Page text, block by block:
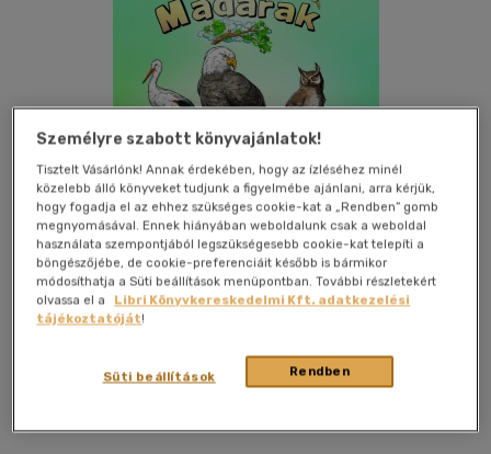
Kívánságlistához adom
magyar nyelvű|keménytábla
Személyre szabott könyvajánlatok!
Tisztelt Vásárlónk! Annak érdekében, hogy az ízléséhez minél
közelebb álló könyveket tudjunk a figyelmébe ajánlani, arra kérjük,
hogy fogadja el az ehhez szükséges cookie-kat a „Rendben” gomb
megnyomásával. Ennek hiányában weboldalunk csak a weboldal
használata szempontjából legszükségesebb cookie-kat telepíti a
böngészőjébe, de cookie-preferenciáit később is bármikor
módosíthatja a Süti beállítások menüpontban. További részletekért
olvassa el a
Libri Könyvkereskedelmi Kft. adatkezelési
tájékoztatóját!
Rendben
Süti beállítások